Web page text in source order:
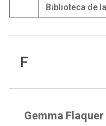
Biblioteca de
F
Gemma